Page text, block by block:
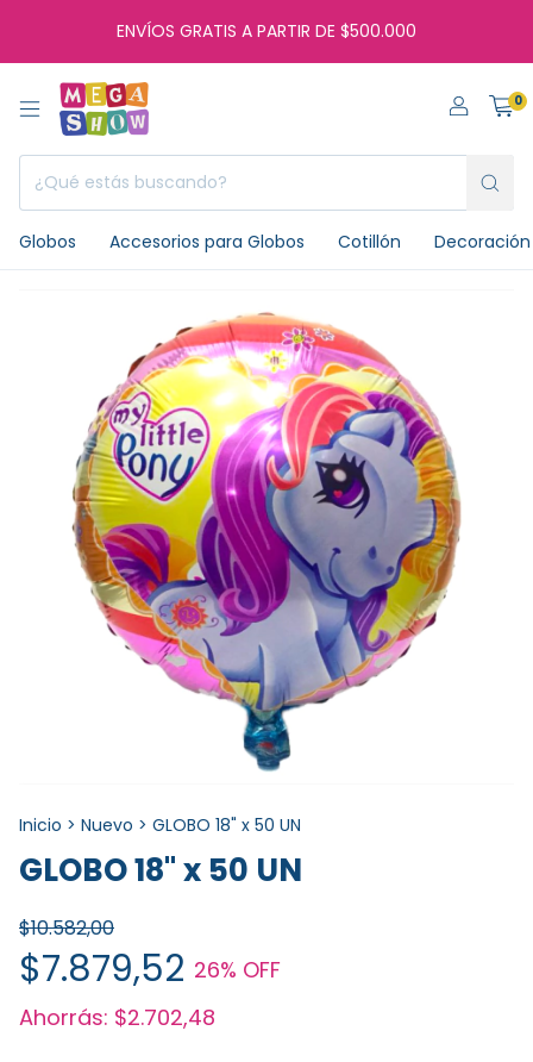
ENVÍOS GRATIS A PARTIR DE $500.000
0
Globos Accesorios para Globos Cotillón
Inicio > Nuevo > GLOBO 18" x 50 UN
GLOBO 18" x 50 UN
$10.582,00
$7.879,52 26% OFF
Ahorrás: $2.702,48